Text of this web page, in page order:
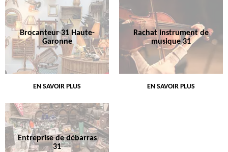
Brocanteur 31 Haute-
Garonne
EN SAVOIR PLUS
Rachat instrument de
musique 31
EN SAVOIR PLUS
Entreprise de débarras
31